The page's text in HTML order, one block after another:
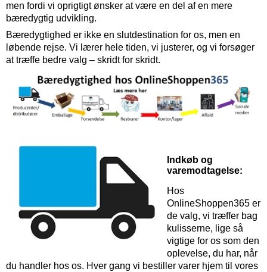
men fordi vi oprigtigt ønsker at være en del af en mere
bæredygtig udvikling.
Bæredygtighed er ikke en slutdestination for os, men en
løbende rejse. Vi lærer hele tiden, vi justerer, og vi forsøger
at træffe bedre valg – skridt for skridt.
Indkøb og
varemodtagelse:
Hos
OnlineShoppen365 er
de valg, vi træffer bag
kulisserne, lige så
vigtige for os som den
oplevelse, du har, når
du handler hos os. Hver gang vi bestiller varer hjem til vores